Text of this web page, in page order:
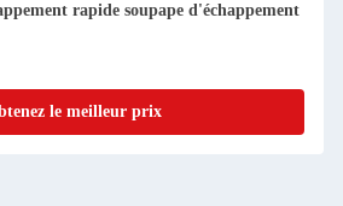
rapide soupape d'échappement
le meilleur prix